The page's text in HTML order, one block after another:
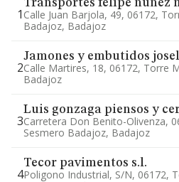
1
Transportes felipe nuñez
Calle Juan Barjola, 49, 06172,
Badajoz, Badajoz
2
Jamones y embutidos
Calle Martires, 18, 06172, Torre
Badajoz
3
Luis gonzaga piensos y
Carretera Don Benito-Olivenza,
Sesmero Badajoz, Badajoz
4
Tecor pavimentos s.l.
Poligono Industrial, S/n, 06172,